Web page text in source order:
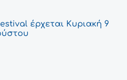
έρχεται Κυριακή 9